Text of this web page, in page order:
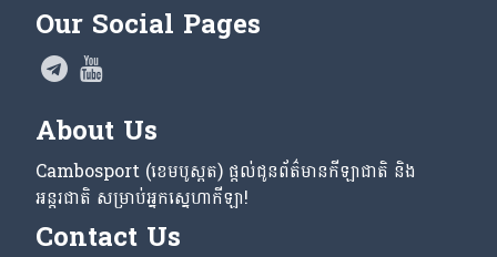
Our Social Pages
About Us
Cambosport (ខេមបូស្ពត) ផ្តល់ជូនព័ត៌មានកីឡាជាតិ និង
អន្តរជាតិ សម្រាប់អ្នកស្នេហាកីឡា!
Contact Us